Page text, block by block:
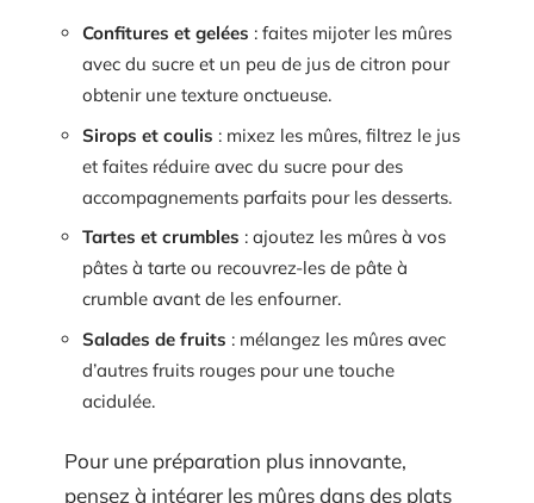
Confitures et gelées : faites mijoter les mûres
avec du sucre et un peu de jus de citron pour
obtenir une texture onctueuse.
Sirops et coulis : mixez les mûres, filtrez le jus
et faites réduire avec du sucre pour des
accompagnements parfaits pour les desserts.
Tartes et crumbles : ajoutez les mûres à vos
pâtes à tarte ou recouvrez-les de pâte à
crumble avant de les enfourner.
Salades de fruits : mélangez les mûres avec
d’autres fruits rouges pour une touche
acidulée.
Pour une préparation plus innovante,
pensez à intégrer les mûres dans des plats